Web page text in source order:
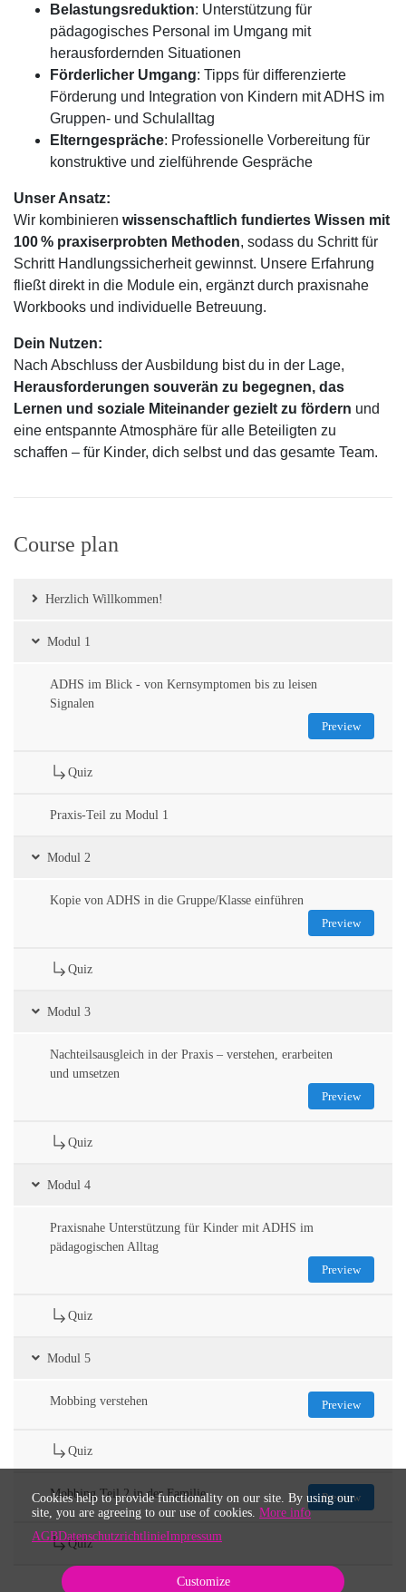
Belastungsreduktion: Unterstützung für
pädagogisches Personal im Umgang mit
herausfordernden Situationen
Förderlicher Umgang: Tipps für differenzierte
Förderung und Integration von Kindern mit ADHS im
Gruppen- und Schulalltag
Elterngespräche: Professionelle Vorbereitung für
konstruktive und zielführende Gespräche
Unser Ansatz:
Wir kombinieren wissenschaftlich fundiertes Wissen mit
100 % praxiserprobten Methoden, sodass du Schritt für
Schritt Handlungssicherheit gewinnst. Unsere Erfahrung
fließt direkt in die Module ein, ergänzt durch praxisnahe
Workbooks und individuelle Betreuung.
Dein Nutzen:
Nach Abschluss der Ausbildung bist du in der Lage,
Herausforderungen souverän zu begegnen, das
Lernen und soziale Miteinander gezielt zu fördern und
eine entspannte Atmosphäre für alle Beteiligten zu
schaffen – für Kinder, dich selbst und das gesamte Team.
Course plan
Herzlich Willkommen!
Modul 1
ADHS im Blick - von Kernsymptomen bis zu leisen
Signalen
Preview
Quiz
Praxis-Teil zu Modul 1
Modul 2
Kopie von ADHS in die Gruppe/Klasse einführen
Preview
Quiz
Modul 3
Nachteilsausgleich in der Praxis – verstehen, erarbeiten
und umsetzen
Preview
Quiz
Modul 4
Praxisnahe Unterstützung für Kinder mit ADHS im
pädagogischen Alltag
Preview
Quiz
Modul 5
Mobbing verstehen Preview
Quiz
Mobbing Teil 2 in der Familie Preview
Quiz
Cookies help to provide functionality on our site. By using our
site, you are agreeing to our use of cookies. More info
AGBDatenschutzrichtlinieImpressum
Customize